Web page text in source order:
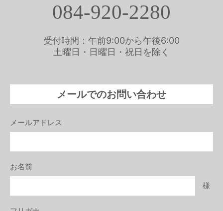
084-920-2280
受付時間：午前9:00から午後6:00
土曜日・日曜日・祝日を除く
メールでのお問い合わせ
メールアドレス
お名前
様